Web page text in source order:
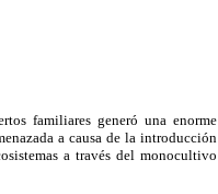
familiares generó una enorme
a causa de la introducción
a través del monocultivo